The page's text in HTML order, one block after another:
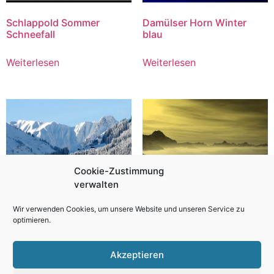
Cookie-Zustimmung
verwalten
Wir verwenden Cookies, um unsere Website und unseren Service zu
optimieren.
Akzeptieren
Schlappold Sommer
Schneefall
Weiterlesen
Damülser Horn Winter
blau
Weiterlesen
Sonna Alp Winter Obheiter Wintersportler